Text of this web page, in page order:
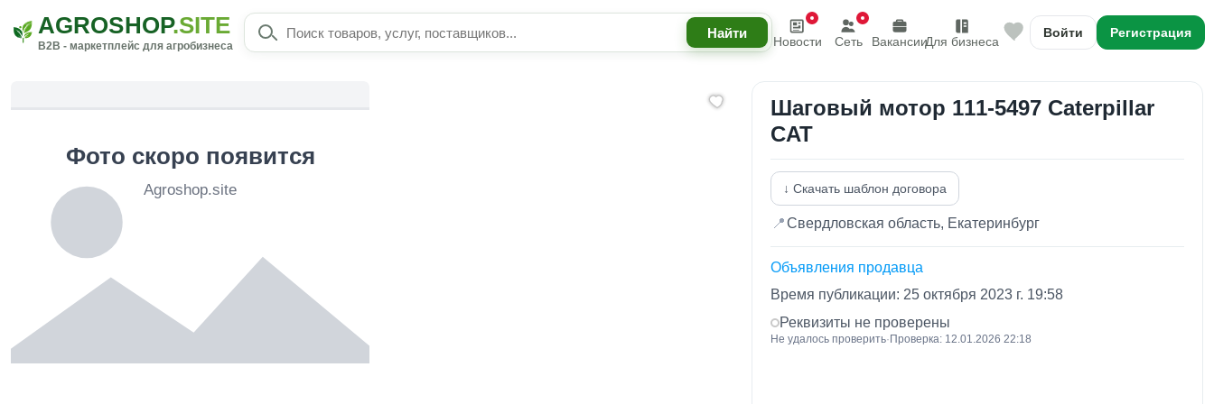
AGROSHOP.SITE
B2B - маркетплейс для агробизнеса Новости Сеть ВакансииДля бизнеса
Войти Регистрация
Шаговый мотор 111-5497 Caterpillar
CAT
↓ Скачать шаблон договора
📍Свердловская область, Екатеринбург
Объявления продавца
Время публикации: 25 октября 2023 г. 19:58
Реквизиты не проверены
Не удалось проверить· Проверка: 12.01.2026 22:18